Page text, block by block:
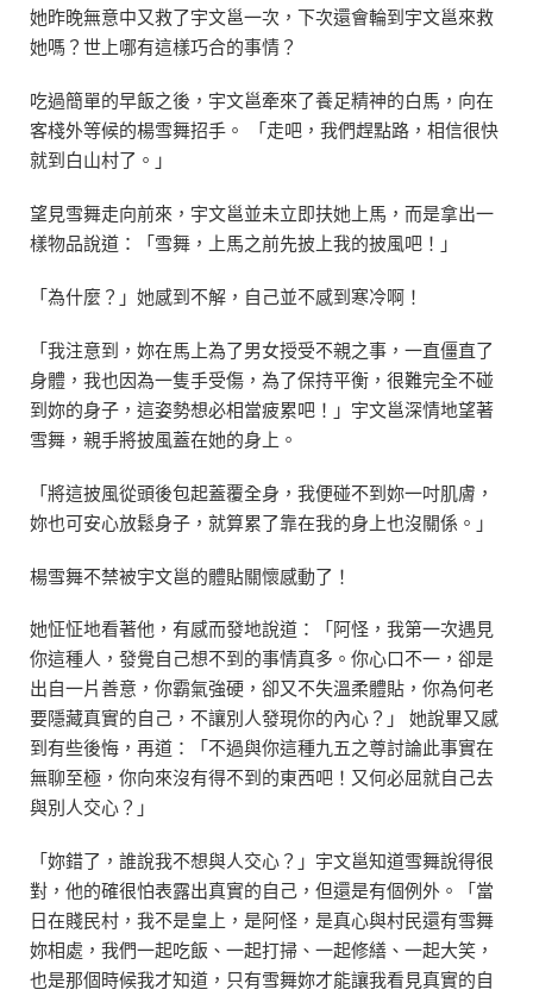
她昨晚無意中又救了宇文邕一次，下次還會輪到宇文邕來救
她嗎？世上哪有這樣巧合的事情？
吃過簡單的早飯之後，宇文邕牽來了養足精神的白馬，向在
客棧外等候的楊雪舞招手。 「走吧，我們趕點路，相信很快
就到白山村了。」
望見雪舞走向前來，宇文邕並未立即扶她上馬，而是拿出一
樣物品說道：「雪舞，上馬之前先披上我的披風吧！」
「為什麼？」她感到不解，自己並不感到寒冷啊！
「我注意到，妳在馬上為了男女授受不親之事，一直僵直了
身體，我也因為一隻手受傷，為了保持平衡，很難完全不碰
到妳的身子，這姿勢想必相當疲累吧！」宇文邕深情地望著
雪舞，親手將披風蓋在她的身上。
「將這披風從頭後包起蓋覆全身，我便碰不到妳一吋肌膚，
妳也可安心放鬆身子，就算累了靠在我的身上也沒關係。」
楊雪舞不禁被宇文邕的體貼關懷感動了！
她怔怔地看著他，有感而發地說道：「阿怪，我第一次遇見
你這種人，發覺自己想不到的事情真多。你心口不一，卻是
出自一片善意，你霸氣強硬，卻又不失溫柔體貼，你為何老
要隱藏真實的自己，不讓別人發現你的內心？」 她說畢又感
到有些後悔，再道：「不過與你這種九五之尊討論此事實在
無聊至極，你向來沒有得不到的東西吧！又何必屈就自己去
與別人交心？」
「妳錯了，誰說我不想與人交心？」宇文邕知道雪舞說得很
對，他的確很怕表露出真實的自己，但還是有個例外。「當
日在賤民村，我不是皇上，是阿怪，是真心與村民還有雪舞
妳相處，我們一起吃飯、一起打掃、一起修繕、一起大笑，
也是那個時候我才知道，只有雪舞妳才能讓我看見真實的自